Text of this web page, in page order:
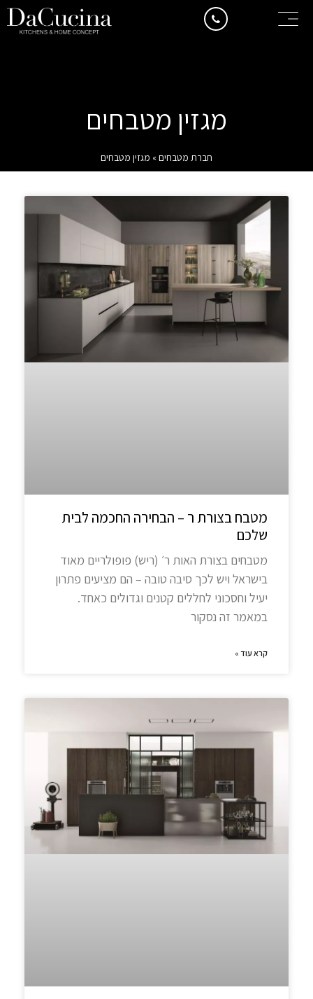
מגזין מטבחים
חברת מטבחים» מגזין מטבחים
מטבח בצורת ר – הבחירה החכמה לבית
שלכם
מטבחים בצורת האות ר׳ (ריש) פופולריים מאוד
בישראל ויש לכך סיבה טובה – הם מציעים פתרון
יעיל וחסכוני לחללים קטנים וגדולים כאחד.
במאמר זה נסקור
קרא עוד »